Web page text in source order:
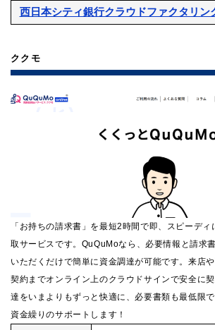
西日本シティ銀行クラウドファクタリン
ククモ
「お持ちの請求書」を最短2時間で即、スピーデ
取サービスです。QuQuMoなら、必要情報と請求
いただくだけで簡単に資金調達が可能です。来店
契約までオンライン上のクラウドサインで安全に
達をいまよりもずっと快適に、必要書類も最低限
資金繰りのサポートします！